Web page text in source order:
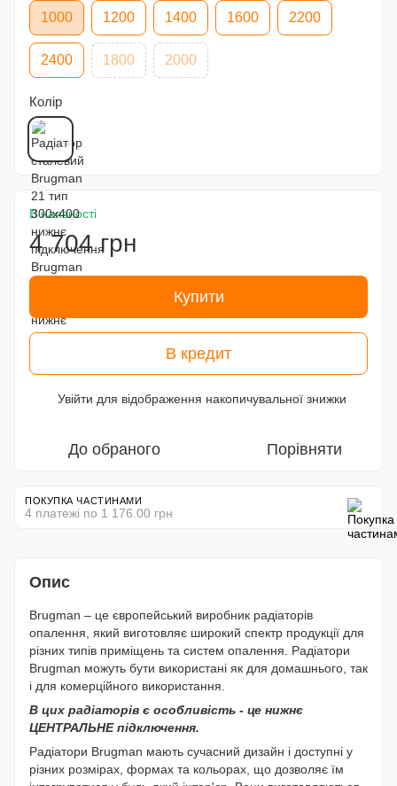
1000 1200 1400 1600 2200
2400 1800 2000
Колір
В наявності
4 704 грн
Купити
В кредит
Увійти для відображення накопичувальної знижки
До обраного Порівняти
ПОКУПКА ЧАСТИНАМИ
4 платежі по 1 176.00 грн
Опис
Brugman – це європейський виробник радіаторів
опалення, який виготовляє широкий спектр продукції для
різних типів приміщень та систем опалення. Радіатори
Brugman можуть бути використані як для домашнього, так
і для комерційного використання.
В цих радіаторів є особливість - це нижнє
ЦЕНТРАЛЬНЕ підключення.
Радіатори Brugman мають сучасний дизайн і доступні у
різних розмірах, формах та кольорах, що дозволяє їм